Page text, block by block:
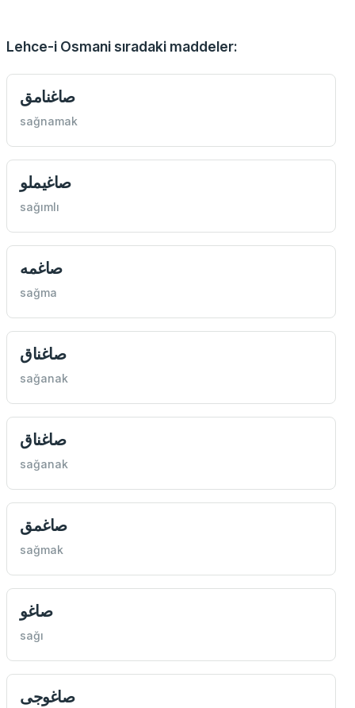
Lehce-i Osmani sıradaki maddeler:
صاغنامق
sağnamak
صاغيملو
sağımlı
صاغمه
sağma
صاغناق
sağanak
صاغناق
sağanak
صاغمق
sağmak
صاغو
sağı
صاغوجی